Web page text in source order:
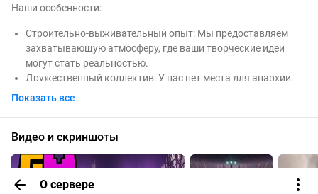
О сервере
Наши особенности:
Строительно-выживательный опыт: Мы предоставляем
захватывающую атмосферу, где ваши творческие идеи
могут стать реальностью.
Дружественный коллектив: У нас нет места для анархии.
Мы стремимся к приятному взаимодействию между
нежелательных гостей. Чтобы присоединиться, оставьте
заявку на нашем сайте - https://gmgame.ru/. Прием от 16
лет, но мы готовы рассмотреть исключения для тех, кто
готов поделиться своим опытом и творческими идеями.
Показать все
Видео и скриншоты